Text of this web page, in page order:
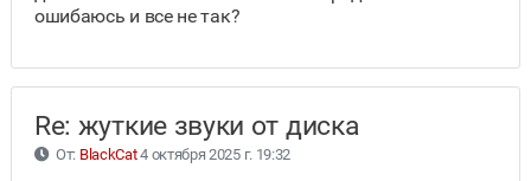
ошибаюсь и все не так?
Re: жуткие звуки от диска
От: BlackCat4 октября 2025 г. 19:32